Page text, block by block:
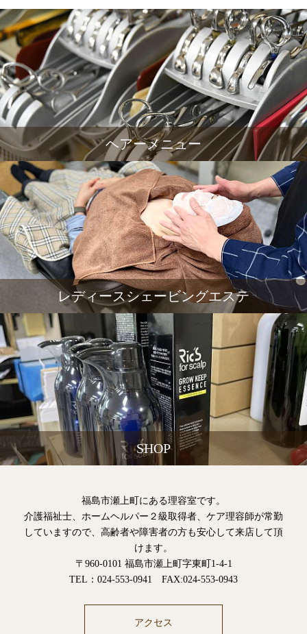
ヘアーメニュー
レディースシェービングエステ
SHOP
福島市瀬上町にある理容室です。
介護福祉士、ホームヘルパー２級取得者、ケア理容師が常勤
していますので、高齢者や障害者の方も安心して来店して頂
けます。
〒960-0101 福島市瀬上町字東町1-4-1
TEL：024-553-0941 FAX:024-553-0943
アクセス